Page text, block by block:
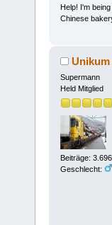
Help! I'm
Chinese
Unikum
Supermann
Held Mitglied
Beiträge: 3.696
Geschlecht: